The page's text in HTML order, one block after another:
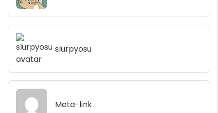
slurpyosu
Meta-link